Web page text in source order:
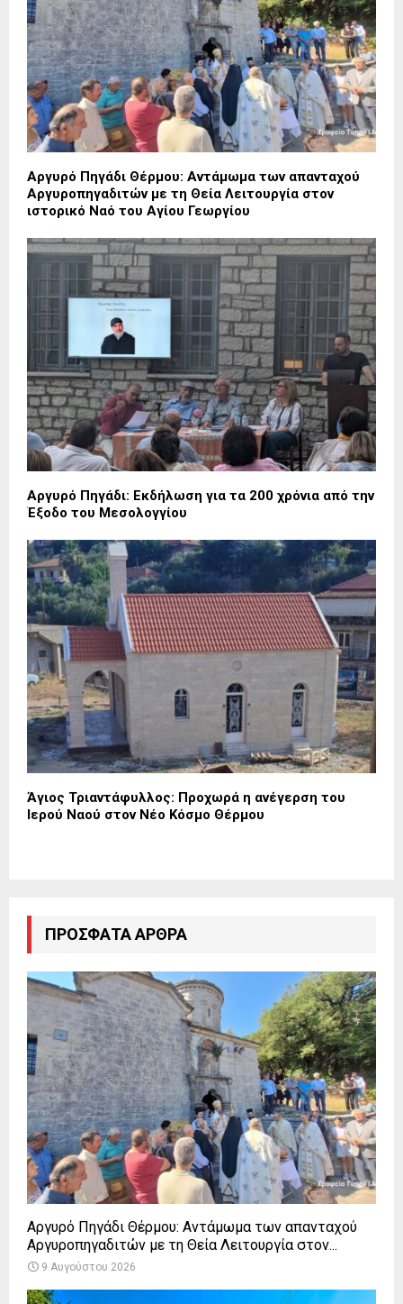
Αργυρό Πηγάδι Θέρμου: Αντάμωμα των απανταχού
Αργυροπηγαδιτών με τη Θεία Λειτουργία στον
ιστορικό Ναό του Αγίου Γεωργίου
Αργυρό Πηγάδι: Εκδήλωση για τα 200 χρόνια από την
Έξοδο του Μεσολογγίου
Άγιος Τριαντάφυλλος: Προχωρά η ανέγερση του
Ιερού Ναού στον Νέο Κόσμο Θέρμου
ΠΡΌΣΦΑΤΑ ΆΡΘΡΑ
Αργυρό Πηγάδι Θέρμου: Αντάμωμα των απανταχού
Αργυροπηγαδιτών με τη Θεία Λειτουργία στον...
9 Αυγούστου 2026